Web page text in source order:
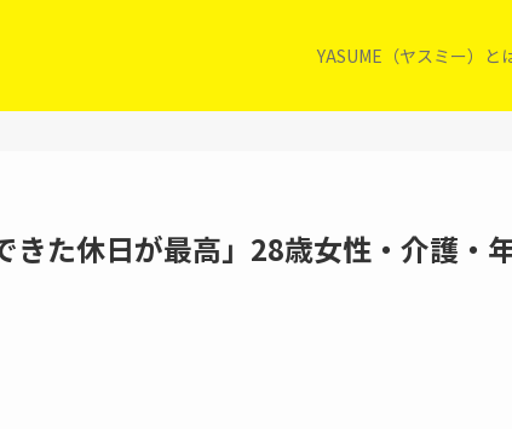
YASUME（ヤスミー）と
きた休日が最高」28歳女性・介護・